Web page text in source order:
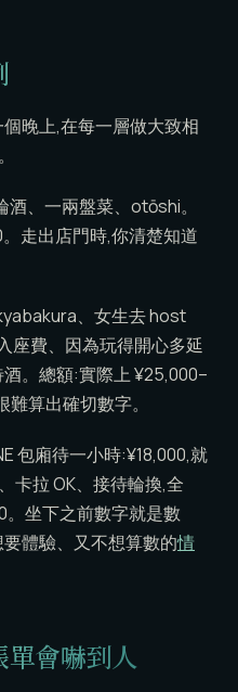
晚上,在每一層做大致相
、一兩盤菜、otōshi。
走出店門時,你清楚知道
、女生去 host
座費、因為玩得開心多延
。總額:實際上 ¥25,000–
算出確切數字。
包廂待一小時:¥18,000,就
卡拉 OK、接待輪換,全
。坐下之前數字就是數
體驗、又不想算數的情
會嚇到人